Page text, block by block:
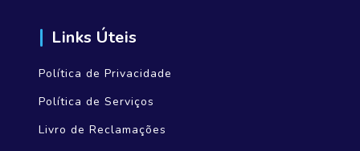
Links Úteis
Política de Privacidade
Política de Serviços
Livro de Reclamações